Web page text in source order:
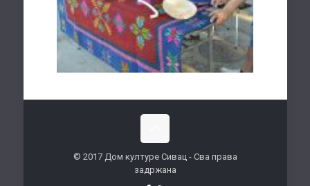
© 2017 Дом културе Сивац - Сва права
задржана